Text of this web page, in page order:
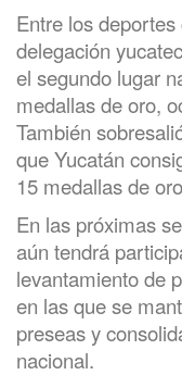
Entre los
delegación
el segundo lugar
medallas de oro,
También
que Yucatán
15 medallas de
En las próximas
aún tendrá
levantamiento de
en las que se
preseas y
nacional.